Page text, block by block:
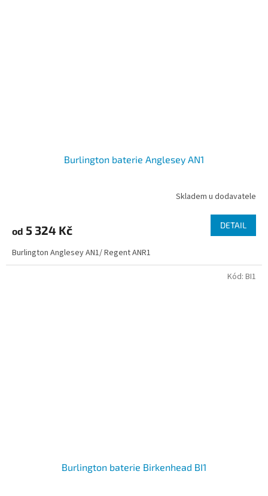
Burlington baterie Anglesey AN1
Skladem u dodavatele
od 5 324 Kč DETAIL
Burlington Anglesey AN1/ Regent ANR1
Burlington baterie Birkenhead BI1
Kód: BI1